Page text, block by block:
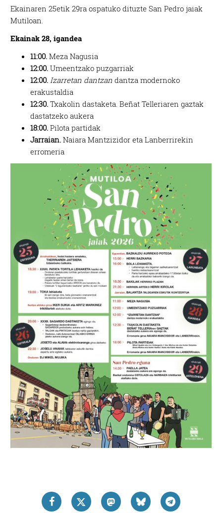
Ekainaren 25etik 29ra ospatuko dituzte San Pedro jaiak
Mutiloan.
Ekainak 28, igandea
11:00. Meza Nagusia
12:00. Umeentzako puzgarriak
12:00. Izarretan dantzan dantza modernoko
erakustaldia
12:30. Txakolin dastaketa. Beñat Telleriaren gaztak
dastatzeko aukera
18:00. Pilota partidak
Jarraian. Naiara Mantzizidor eta Lanberrirekin
erromeria